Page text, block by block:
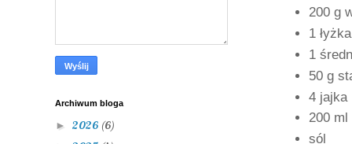
200 g
1
1
50 g
4 jajka
200
sól
Archiwum bloga
► 2026 (6)